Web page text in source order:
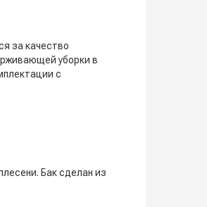
за качество
уборки в
с
Бак сделан из